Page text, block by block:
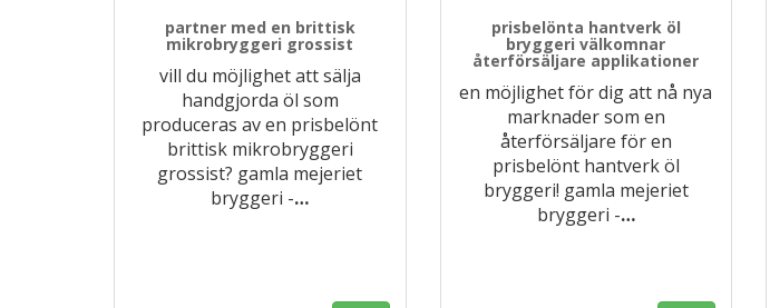
partner med en brittisk
mikrobryggeri grossist
vill du möjlighet att sälja
handgjorda öl som
produceras av en prisbelönt
brittisk mikrobryggeri
grossist? gamla mejeriet
bryggeri -…
prisbelönta hantverk öl
bryggeri välkomnar
återförsäljare applikationer
en möjlighet för dig att nå nya
marknader som en
återförsäljare för en
prisbelönt hantverk öl
bryggeri! gamla mejeriet
bryggeri -…